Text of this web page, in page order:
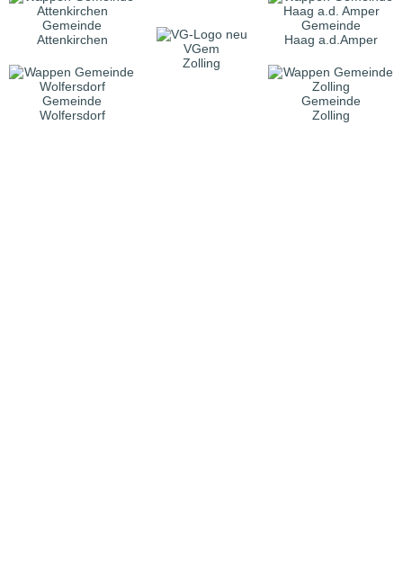
Gemeinde
Attenkirchen
VGem
Zolling
Gemeinde
Haag a.d.Amper
Gemeinde
Wolfersdorf
Gemeinde
Zolling